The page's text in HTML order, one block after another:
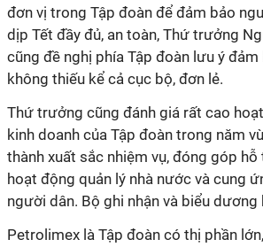
đơn vị trong Tập đoàn để đảm bảo
dịp Tết đầy đủ, an toàn, Thứ trưởng
cũng đề nghị phía Tập đoàn lưu ý
không thiếu kể cả cục bộ, đơn lẻ.
Thứ trưởng cũng đánh giá rất cao
kinh doanh của Tập đoàn trong năm
thành xuất sắc nhiệm vụ, đóng góp
hoạt động quản lý nhà nước và cung
người dân. Bộ ghi nhận và biểu dương
Petrolimex là Tập đoàn có thị phần